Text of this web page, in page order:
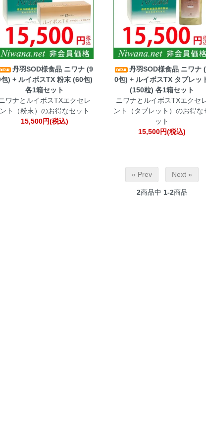
丹羽SOD様食品 ニワナ (9
) + ルイボスTX 粉末 (60包)
各1箱セット
ニワナとルイボスTXエクセレ
ント（粉末）のお得なセット
15,500円(税込)
丹羽SOD様食品 ニワナ
0包) + ルイボスTX タブレッ
(150粒) 各1箱セット
ニワナとルイボスTXエクセ
ント（タブレット）のお得な
ット
15,500円(税込)
« Prev Next »
2商品中 1-2商品